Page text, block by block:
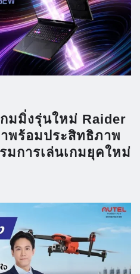
มมิ่งรุ่นใหม่ Raider
พร้อมประสิทธิภาพ
มการเล่นเกมยุคใหม่